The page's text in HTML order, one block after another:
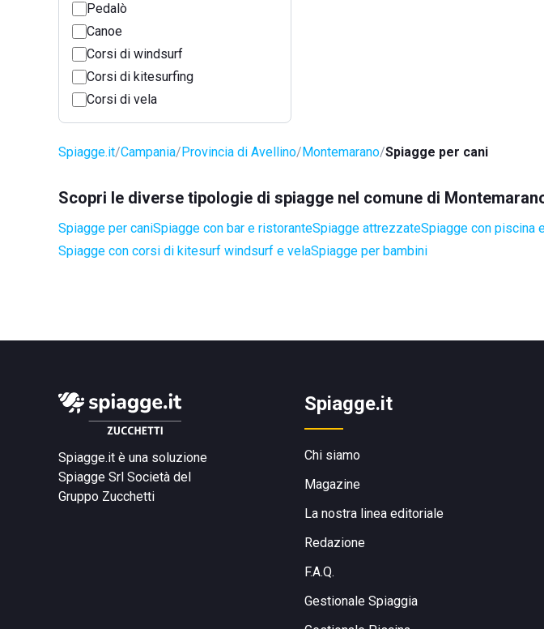
Pedalò
Canoe
Corsi di windsurf
Corsi di kitesurfing
Corsi di vela
Spiagge.it Campania Provincia di Avellino Montemarano Spiagge per cani
Scopri le diverse tipologie di spiagge nel comune di
Spiagge per caniSpiagge con bar e ristoranteSpiagge attrezzateSpiagge con piscina
Spiagge con corsi di kitesurf windsurf e velaSpiagge per bambini
Spiagge.it è una soluzione
Spiagge Srl Società del
Gruppo Zucchetti
Spiagge.it
Chi siamo
Magazine
La nostra linea editoriale
Redazione
F.A.Q.
Gestionale Spiaggia